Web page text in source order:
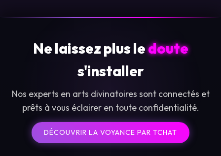
Ne laissez plus ledoute
s'installer
Nos experts en arts divinatoires sont connectés et
prêts à vous éclairer en toute confidentialité.
DÉCOUVRIR LA VOYANCE PAR TCHAT